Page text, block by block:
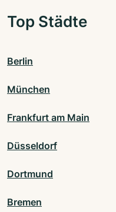
Top Städte
Berlin
München
Frankfurt am Main
Düsseldorf
Dortmund
Bremen